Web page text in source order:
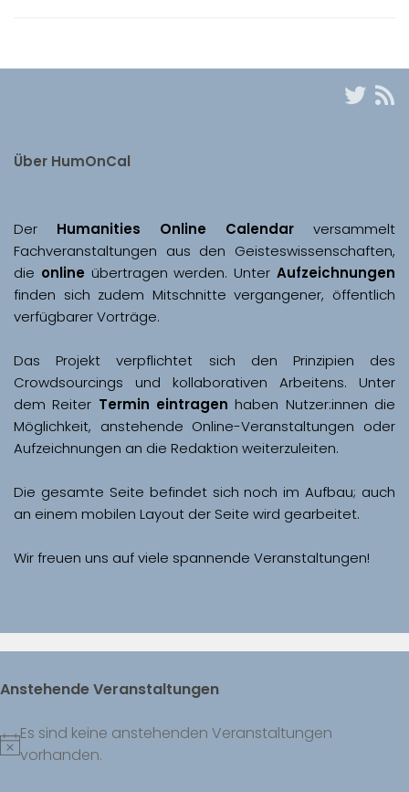
Über HumOnCal
Der Humanities Online Calendar versammelt
Fachveranstaltungen aus den Geisteswissenschaften,
die online übertragen werden. Unter Aufzeichnungen
finden sich zudem Mitschnitte vergangener, öffentlich
Das Projekt verpflichtet sich den Prinzipien des
Crowdsourcings und kollaborativen Arbeitens. Unter
dem Reiter Termin eintragen haben Nutzer:innen die
Möglichkeit, anstehende Online-Veranstaltungen oder
Aufzeichnungen an die Redaktion weiterzuleiten.
Die gesamte Seite befindet sich noch im Aufbau; auch
Wir freuen uns auf viele spannende Veranstaltungen!
Anstehende Veranstaltungen
Hinweis
Es sind keine anstehenden Veranstaltungen
vorhanden.